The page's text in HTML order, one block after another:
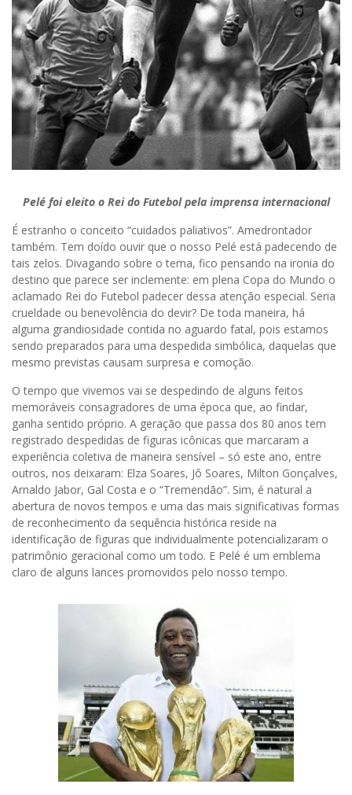
Pelé foi eleito o Rei do Futebol pela imprensa internacional
É estranho o conceito “cuidados paliativos”. Amedrontador
também. Tem doído ouvir que o nosso Pelé está padecendo de
tais zelos. Divagando sobre o tema, fico pensando na ironia do
destino que parece ser inclemente: em plena Copa do Mundo o
aclamado Rei do Futebol padecer dessa atenção especial. Seria
crueldade ou benevolência do devir? De toda maneira, há
alguma grandiosidade contida no aguardo fatal, pois estamos
sendo preparados para uma despedida simbólica, daquelas que
mesmo previstas causam surpresa e comoção.
O tempo que vivemos vai se despedindo de alguns feitos
memoráveis consagradores de uma época que, ao findar,
ganha sentido próprio. A geração que passa dos 80 anos tem
registrado despedidas de figuras icônicas que marcaram a
experiência coletiva de maneira sensível – só este ano, entre
outros, nos deixaram: Elza Soares, Jô Soares, Milton Gonçalves,
Arnaldo Jabor, Gal Costa e o “Tremendão”. Sim, é natural a
abertura de novos tempos e uma das mais significativas formas
de reconhecimento da sequência histórica reside na
identificação de figuras que individualmente potencializaram o
patrimônio geracional como um todo. E Pelé é um emblema
claro de alguns lances promovidos pelo nosso tempo.